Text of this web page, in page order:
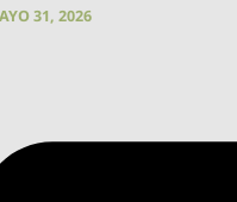
31, 2026